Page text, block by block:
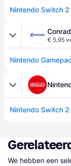
Conrad
€ 5,95
Nintendo
Nintendo Switch
We hebben een